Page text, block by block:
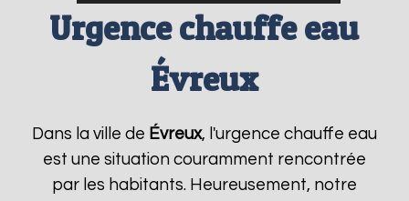
Urgence chauffe eau
Évreux
Dans la ville de Évreux, l'urgence chauffe eau
est une situation couramment rencontrée
par les habitants. Heureusement, notre